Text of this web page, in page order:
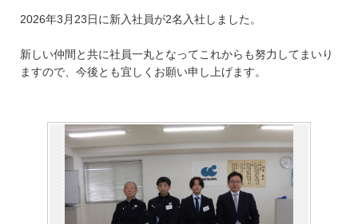
2026年3月23日に新入社員が2名入社しました。
新しい仲間と共に社員一丸となってこれからも努力してまいり
ますので、今後とも宜しくお願い申し上げます。